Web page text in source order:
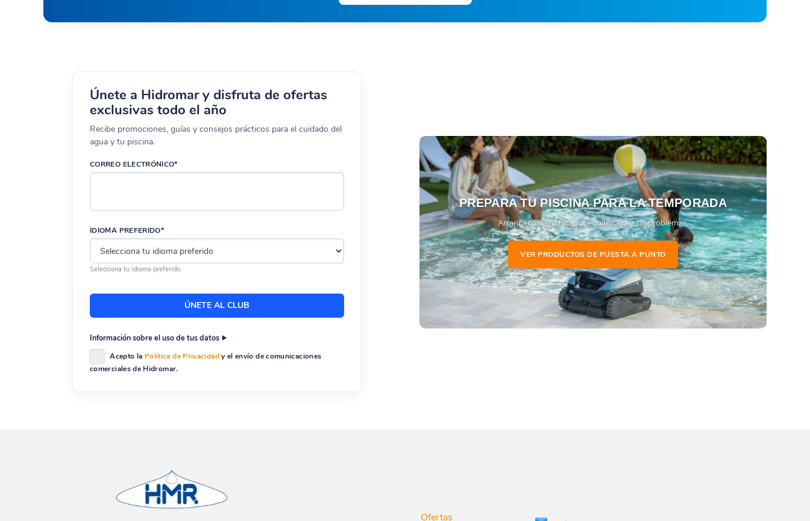
Únete a Hidromar y disfruta de ofertas
exclusivas todo el año
Recibe promociones, guías y consejos prácticos para el cuidado del
agua y tu piscina.
CORREO ELECTRÓNICO*
IDIOMA PREFERIDO*
Selecciona tu idioma preferido.
Información sobre el uso de tus datos
Acepto la Política de Privacidady el envío de comunicaciones
comerciales de Hidromar.
PREPARA TU PISCINA PARA LA TEMPORADA
Arranca con agua limpia, equilibrada y sin problemas.
VER PRODUCTOS DE PUESTA A PUNTO
Ofertas